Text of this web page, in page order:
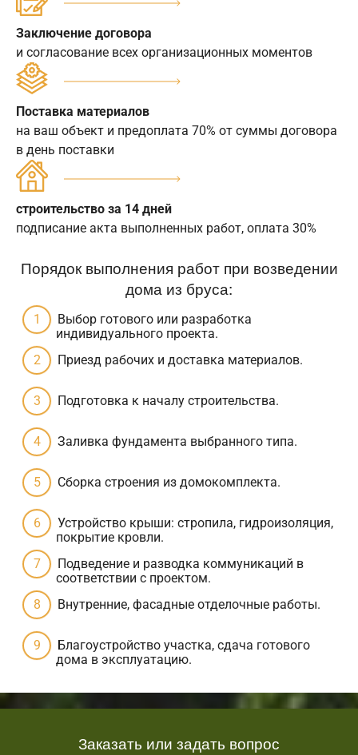
Заключение договора
и согласование всех организационных моментов
Поставка материалов
на ваш объект и предоплата 70% от суммы договора
в день поставки
строительство за 14 дней
подписание акта выполненных работ, оплата 30%
Порядок выполнения работ при возведении
дома из бруса:
Выбор готового или разработка
индивидуального проекта.
Приезд рабочих и доставка материалов.
Подготовка к началу строительства.
Заливка фундамента выбранного типа.
Сборка строения из домокомплекта.
Устройство крыши: стропила, гидроизоляция,
покрытие кровли.
Подведение и разводка коммуникаций в
соответствии с проектом.
Внутренние, фасадные отделочные работы.
Благоустройство участка, сдача готового
дома в эксплуатацию.
Заказать или задать вопрос